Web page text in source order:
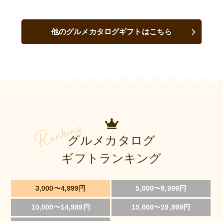
他のグルメカタログギフトはこちら
グルメカタログ
ギフトランキング
3,000〜4,999円 5,000〜9,999円
10,000〜14,999円 15,000〜29,999円